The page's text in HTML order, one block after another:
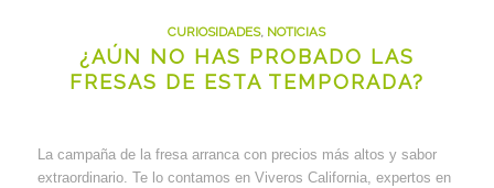
CURIOSIDADES, NOTICIAS
¿AÚN NO HAS PROBADO LAS
FRESAS DE ESTA TEMPORADA?
La campaña de la fresa arranca con precios más altos y sabor
extraordinario. Te lo contamos en Viveros California, expertos en